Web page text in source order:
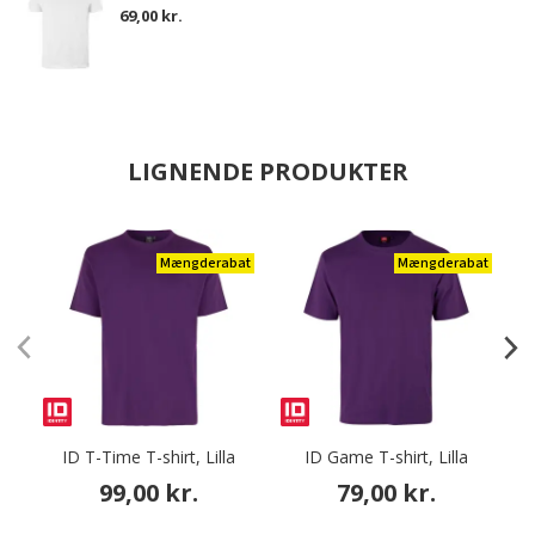
69,00 kr.
LIGNENDE PRODUKTER
Mængderabat
ID T-Time T-shirt, Lilla
99,00 kr.
Mængderabat
ID Game T-shirt, Lilla
79,00 kr.